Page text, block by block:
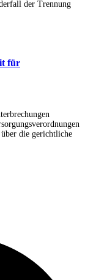
der Trennung
für
die gerichtliche